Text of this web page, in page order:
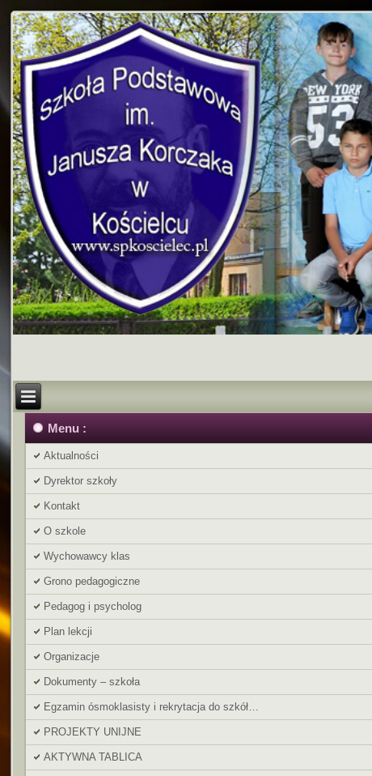
Menu :
Aktualności
Dyrektor szkoły
Kontakt
O szkole
Wychowawcy klas
Grono pedagogiczne
Pedagog i psycholog
Plan lekcji
Organizacje
Dokumenty – szkoła
Egzamin ósmoklasisty i rekrytacja do szkół…
PROJEKTY UNIJNE
AKTYWNA TABLICA